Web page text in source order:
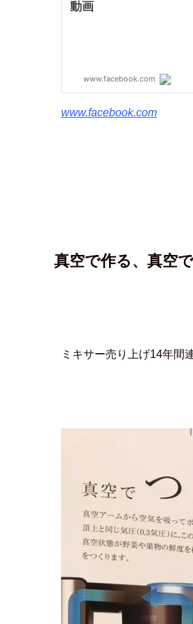
www.facebook.com
真空で作る、真空
ミキサー売り上げ14年間